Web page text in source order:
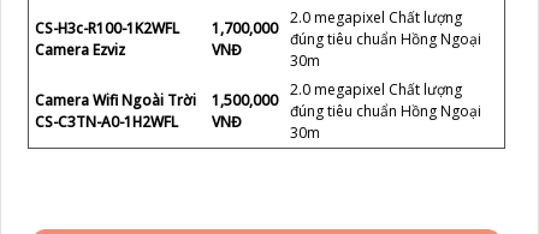
CS-H3c-R100-1K2WFL
Camera Ezviz
1,700,000
VNĐ
2.0 megapixel Chất lượng
đúng tiêu chuẩn Hồng Ngoại
30m
Camera Wifi Ngoài Trời
CS-C3TN-A0-1H2WFL
1,500,000
VNĐ
2.0 megapixel Chất lượng
đúng tiêu chuẩn Hồng Ngoại
30m